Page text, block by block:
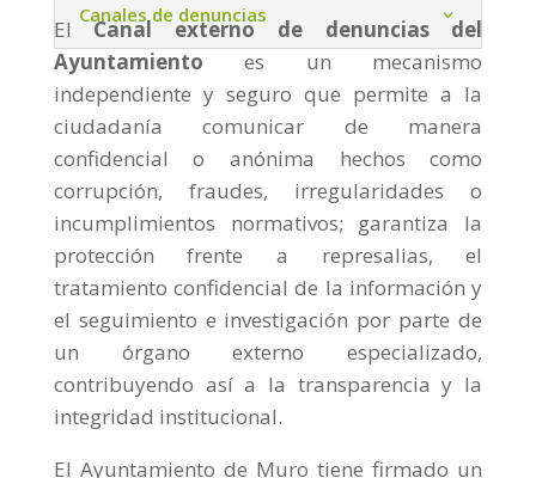
Canales de denuncias
El
Canal externo de denuncias del
Ayuntamiento
es un mecanismo
independiente y seguro que permite a la
ciudadanía comunicar de manera
confidencial o anónima hechos como
corrupción, fraudes, irregularidades o
incumplimientos normativos; garantiza la
protección frente a represalias, el
tratamiento confidencial de la información y
el seguimiento e investigación por parte de
un órgano externo especializado,
contribuyendo así a la transparencia y la
integridad institucional.
El Ayuntamiento de Muro tiene firmado un